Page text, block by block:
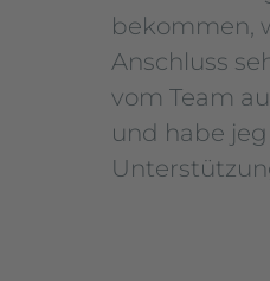
bekommen,
Anschluss
vom Team
und habe